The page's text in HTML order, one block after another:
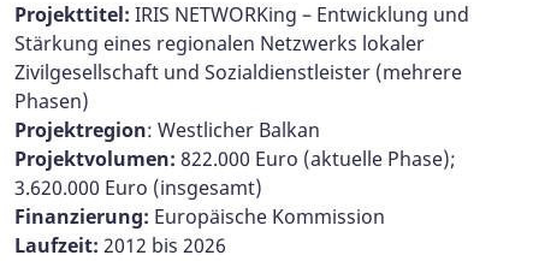
Projekttitel: IRIS NETWORKing – Entwicklung und
Stärkung eines regionalen Netzwerks lokaler
Zivilgesellschaft und Sozialdienstleister (mehrere
Phasen)
Projektregion: Westlicher Balkan
Projektvolumen: 822.000 Euro (aktuelle Phase);
3.620.000 Euro (insgesamt)​​​​​​​
Finanzierung: Europäische Kommission
Laufzeit: 2012 bis 2026